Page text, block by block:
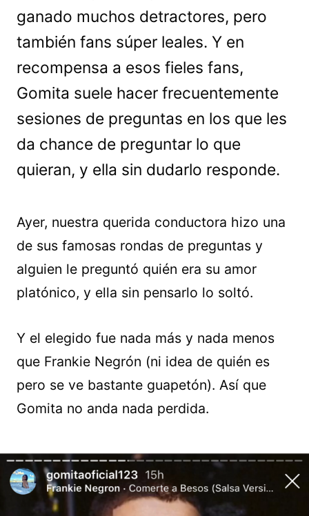
ganado muchos detractores, pero
también fans súper leales. Y en
recompensa a esos fieles fans,
Gomita suele hacer frecuentemente
sesiones de preguntas en los que les
da chance de preguntar lo que
quieran, y ella sin dudarlo responde.
Ayer, nuestra querida conductora hizo una
de sus famosas rondas de preguntas y
alguien le preguntó quién era su amor
platónico, y ella sin pensarlo lo soltó.
Y el elegido fue nada más y nada menos
que Frankie Negrón (ni idea de quién es
pero se ve bastante guapetón). Así que
Gomita no anda nada perdida.